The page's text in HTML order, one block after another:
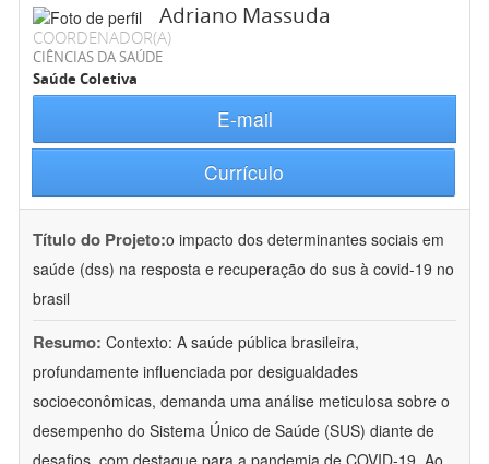
Adriano Massuda
COORDENADOR(A)
CIÊNCIAS DA SAÚDE
Saúde Coletiva
E-mail
Currículo
Título do Projeto:o impacto dos determinantes sociais em
saúde (dss) na resposta e recuperação do sus à covid-19 no
brasil
Resumo: Contexto: A saúde pública brasileira,
profundamente influenciada por desigualdades
socioeconômicas, demanda uma análise meticulosa sobre o
desempenho do Sistema Único de Saúde (SUS) diante de